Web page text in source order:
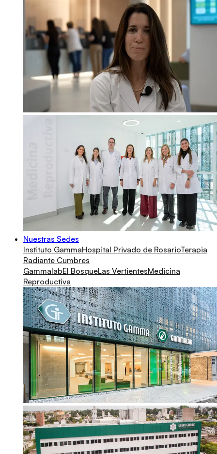
Nuestras Sedes
Instituto GammaHospital Privado de RosarioTerapia
Radiante Cumbres
GammalabEl BosqueLas VertientesMedicina
Reproductiva